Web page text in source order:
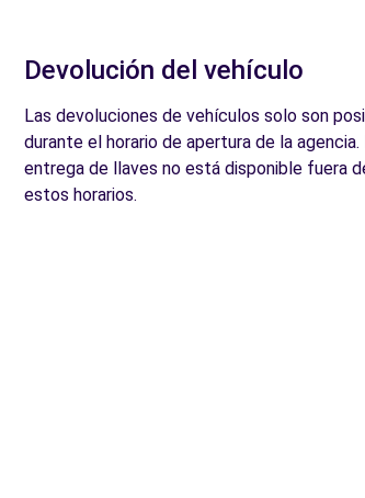
Devolución del vehículo
Las devoluciones de vehículos solo son
durante el horario de apertura de la agencia.
entrega de llaves no está disponible fuera
estos horarios.